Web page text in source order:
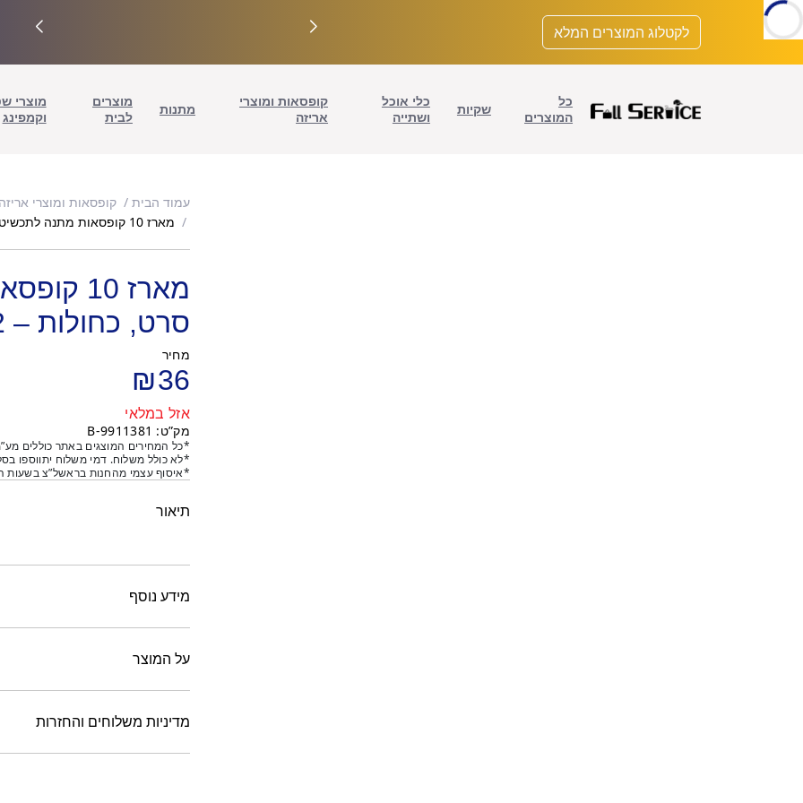
לתוכן
לקטלוג המוצרים המלא
כל
המוצרים
שקיות
כלי אוכל
ושתייה
קופסאות ומוצרי
אריזה
מתנות
מוצרים
לבית
מוצרי
וקמפינג
עמוד הבית קופסאות ומוצרי אריזה
מארז 10 קופסאות מתנה לתכשיטים עם סרט, כחולות – 20/4/2.2 ס"מ
מארז
סרט, כחולות – 20/4/2.2 ס"מ
מחיר
₪36
אזל במלאי
מק”ט: 9911381-B
*כל המחירים המוצגים באתר כוללים
*לא כולל משלוח. דמי משלוח יתווספו
*איסוף עצמי מהחנות בראשל”צ בשעות
תיאור
מידע נוסף
על המוצר
מדיניות משלוחים והחזרות